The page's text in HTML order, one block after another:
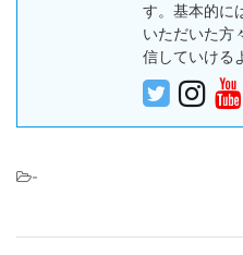
す。基本的に
いただいた方
信していける
-